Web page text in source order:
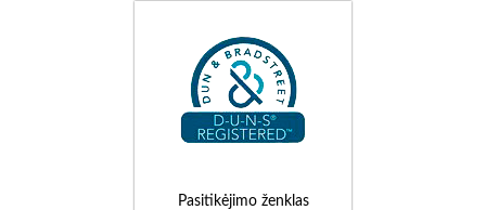
Pasitikėjimo ženklas